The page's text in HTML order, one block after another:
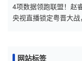
NBA，球迷沸腾
4项数据领跑联盟！赵
彩收官
央视直播锁定粤晋大
网站标签